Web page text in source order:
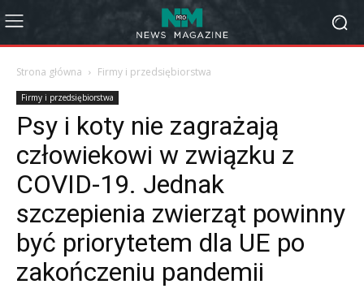
Strona główna Firmy i przedsiębiorstwa
Firmy i przedsiębiorstwa
Psy i koty nie zagrażają
człowiekowi w związku z
COVID-19. Jednak
szczepienia zwierząt powinny
być priorytetem dla UE po
zakończeniu pandemii